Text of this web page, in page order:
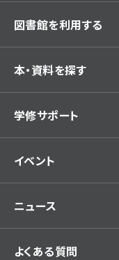
図書館を利用する
本・資料を探す
学修サポート
イベント
ニュース
よくある質問